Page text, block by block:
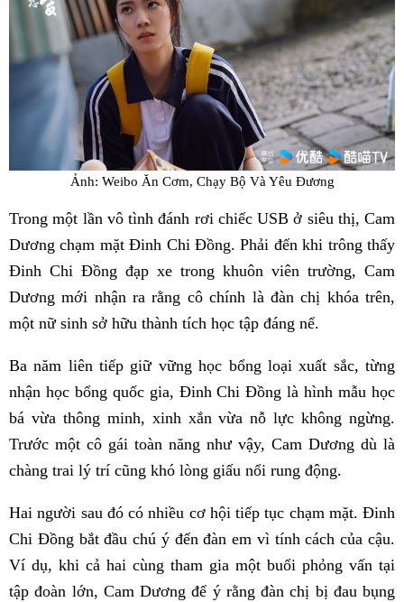
Ảnh: Weibo Ăn Cơm, Chạy Bộ Và Yêu Đương
Trong một lần vô tình đánh rơi chiếc USB ở siêu thị, Cam
Dương chạm mặt Đinh Chi Đồng. Phải đến khi trông thấy
Đinh Chi Đồng đạp xe trong khuôn viên trường, Cam
Dương mới nhận ra rằng cô chính là đàn chị khóa trên,
một nữ sinh sở hữu thành tích học tập đáng nể.
Ba năm liên tiếp giữ vững học bổng loại xuất sắc, từng
nhận học bổng quốc gia, Đinh Chi Đồng là hình mẫu học
bá vừa thông minh, xinh xắn vừa nỗ lực không ngừng.
Trước một cô gái toàn năng như vậy, Cam Dương dù là
chàng trai lý trí cũng khó lòng giấu nổi rung động.
Hai người sau đó có nhiều cơ hội tiếp tục chạm mặt. Đinh
Chi Đồng bắt đầu chú ý đến đàn em vì tính cách của cậu.
Ví dụ, khi cả hai cùng tham gia một buổi phỏng vấn tại
tập đoàn lớn, Cam Dương để ý rằng đàn chị bị đau bụng